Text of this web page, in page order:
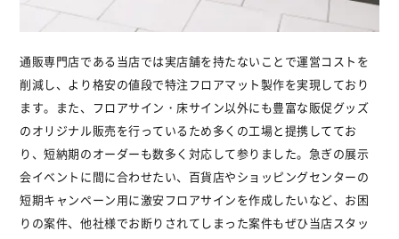
通販専門店である当店では実店舗を持たないことで運営コストを
削減し、より格安の値段で特注フロアマット製作を実現しており
ます。また、フロアサイン・床サイン以外にも豊富な販促グッズ
のオリジナル販売を行っているため多くの工場と提携しててお
り、短納期のオーダーも数多く対応して参りました。急ぎの展示
会イベントに間に合わせたい、百貨店やショッピングセンターの
短期キャンペーン用に激安フロアサインを作成したいなど、お困
りの案件、他社様でお断りされてしまった案件もぜひ当店スタッ